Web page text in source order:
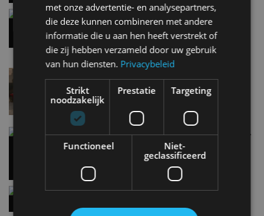
Gespot: een Chevrolet Corvette Z06
15:38
Lamborghini Revuelto eert 60 jaar Miura met
speciale editie
6 aug
Carbon fibre op je laadkabel: nergens voor nodig,
en precies daarom geweldig
Hennessey Blackbird krijgt atmosferische V8 en
met onze advertentie- en analysepartners,
die deze kunnen combineren met andere
informatie die u aan hen heeft verstrekt of
die zij hebben verzameld door uw gebruik
van hun diensten. Privacybeleid
Strikt
noodzakelijk
Prestatie Targeting
Functioneel
Niet-
geclassificeerd